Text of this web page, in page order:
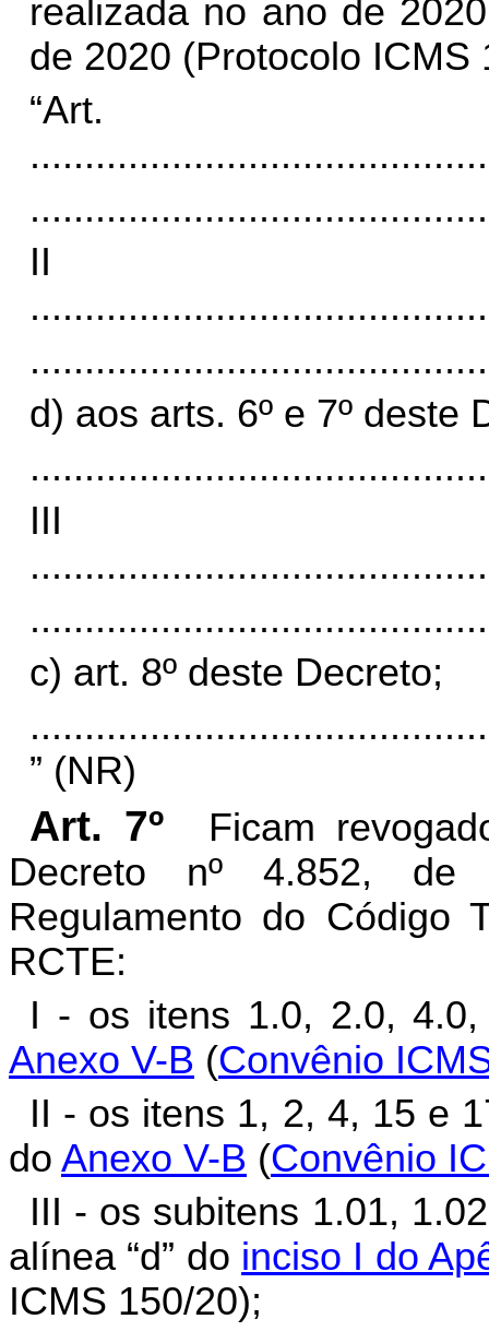
realizada no ano de
de 2020 (Protocolo ICMS
d) aos arts. 6º e 7º deste
c) art. 8º deste Decreto;
” (NR)
Art. 7º
Ficam
Decreto nº 4.852,
Regulamento do Código
RCTE:
I - os itens 1.0, 2.0,
Anexo V-B (Convênio
II - os itens 1, 2, 4, 15 e
do Anexo V-B (Convênio
III - os subitens 1.01,
alínea “d” do inciso I do
ICMS 150/20);